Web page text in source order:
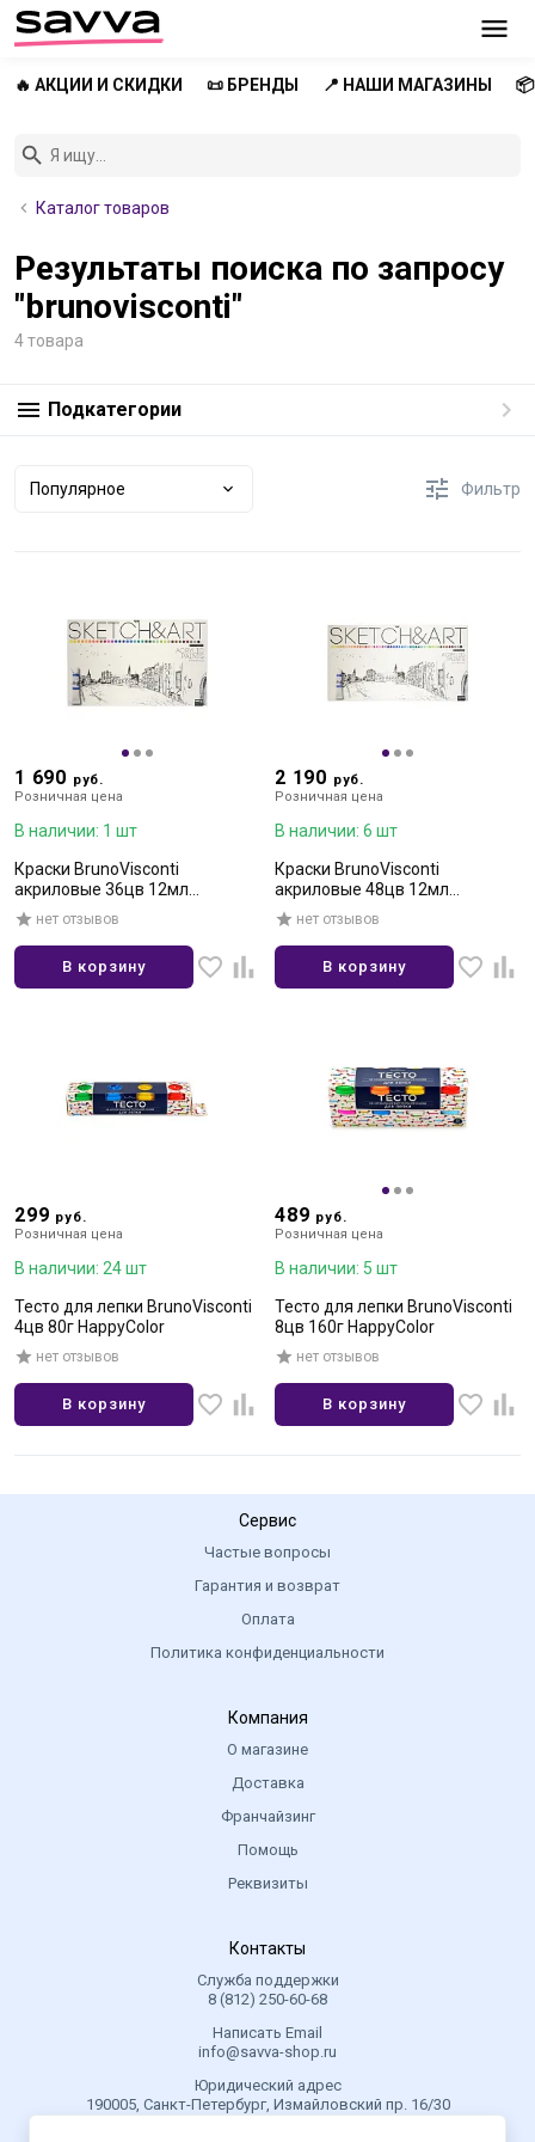
🔥 АКЦИИ И СКИДКИ 📜 БРЕНДЫ 📍 НАШИ МАГАЗИНЫ
Каталог товаров
Результаты поиска по запросу
"brunovisconti"
4 товара
Подкатегории
Популярное Фильтр
1 690 руб.
Розничная цена
В наличии: 1 шт
Краски BrunoVisconti
акриловые 36цв 12мл
multicolor
нет отзывов
В корзину
2 190 руб.
Розничная цена
В наличии: 6 шт
Краски BrunoVisconti
акриловые 48цв 12мл
multicolor
нет отзывов
В корзину
299 руб.
Розничная цена
В наличии: 24 шт
Тесто для лепки BrunoVisconti
4цв 80г HappyColor
нет отзывов
В корзину
489 руб.
Розничная цена
В наличии: 5 шт
Тесто для лепки BrunoVisconti
8цв 160г HappyColor
нет отзывов
В корзину
Сервис
Частые вопросы
Гарантия и возврат
Оплата
Политика конфиденциальности
Компания
О магазине
Доставка
Франчайзинг
Помощь
Реквизиты
Контакты
Служба поддержки
8 (812) 250-60-68
Написать Email
info@savva-shop.ru
Юридический адрес
190005, Санкт-Петербург, Измайловский пр. 16/30